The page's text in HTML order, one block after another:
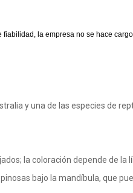
la empresa no se hace
y una de las especies de
la coloración depende de la
bajo la mandíbula, que